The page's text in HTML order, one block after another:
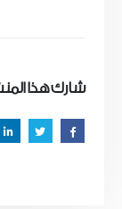
شارك هذا